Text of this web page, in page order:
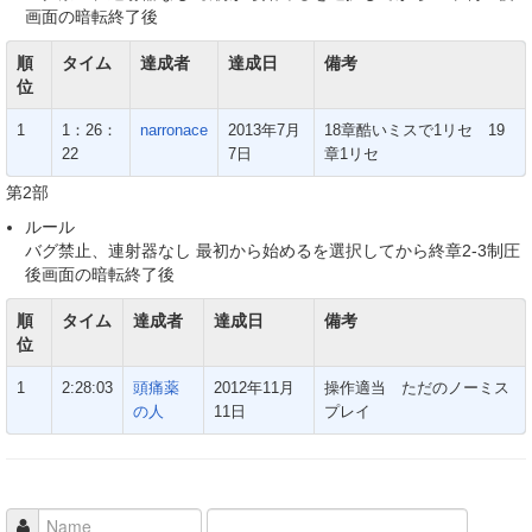
画面の暗転終了後
順
位
タイム 達成者 達成日 備考
1
1：26：
22
narronace
2013年7月
7日
18章酷いミスで1リセ 19
章1リセ
第2部
ルール
バグ禁止、連射器なし 最初から始めるを選択してから終章2-3制圧
後画面の暗転終了後
順
位
タイム 達成者 達成日 備考
1 2:28:03
頭痛薬
の人
2012年11月
11日
操作適当 ただのノーミス
プレイ